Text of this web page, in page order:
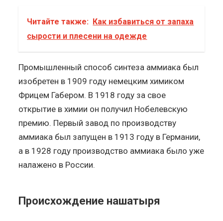
Читайте также: Как избавиться от запаха
сырости и плесени на одежде
Промышленный способ синтеза аммиака был
изобретен в 1909 году немецким химиком
Фрицем Габером. В 1918 году за свое
открытие в химии он получил Нобелевскую
премию. Первый завод по производству
аммиака был запущен в 1913 году в Германии,
а в 1928 году производство аммиака было уже
налажено в России.
Происхождение нашатыря